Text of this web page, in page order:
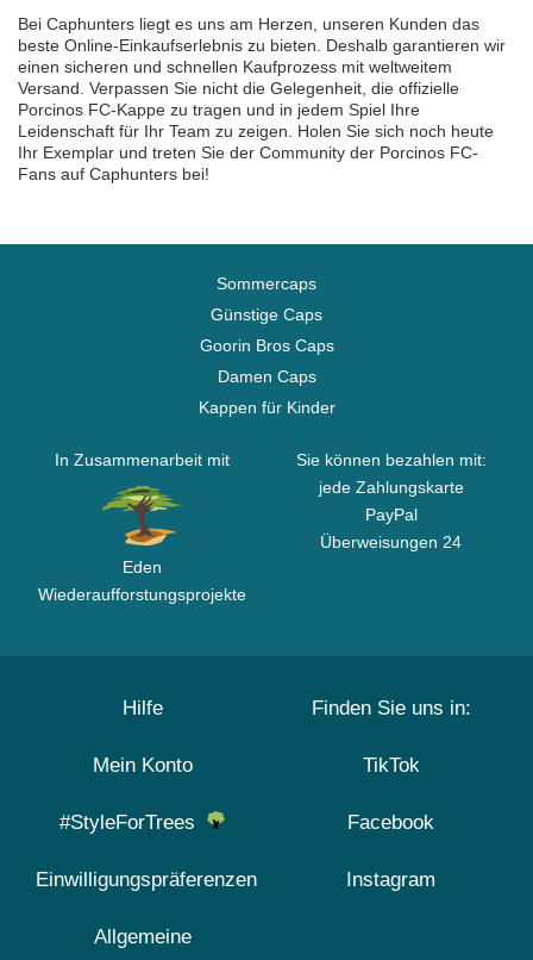
Bei Caphunters liegt es uns am Herzen, unseren Kunden das
beste Online-Einkaufserlebnis zu bieten. Deshalb garantieren wir
einen sicheren und schnellen Kaufprozess mit weltweitem
Versand. Verpassen Sie nicht die Gelegenheit, die offizielle
Porcinos FC-Kappe zu tragen und in jedem Spiel Ihre
Leidenschaft für Ihr Team zu zeigen. Holen Sie sich noch heute
Ihr Exemplar und treten Sie der Community der Porcinos FC-
Fans auf Caphunters bei!
Sommercaps
Günstige Caps
Goorin Bros Caps
Damen Caps
Kappen für Kinder
In Zusammenarbeit mit
Eden
Wiederaufforstungsprojekte
Sie können bezahlen mit:
jede Zahlungskarte
PayPal
Überweisungen 24
Hilfe
Mein Konto
#StyleForTrees
Einwilligungspräferenzen
Allgemeine
Finden Sie uns in:
TikTok
Facebook
Instagram